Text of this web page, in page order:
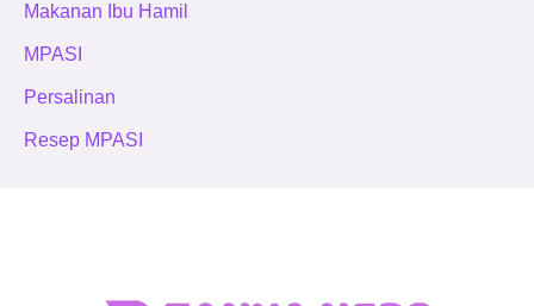
Makanan Ibu Hamil
MPASI
Persalinan
Resep MPASI